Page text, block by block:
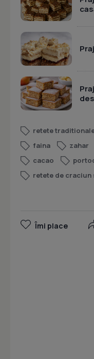
retete
faina
zahar
cacao
retete de craciun
Îmi place